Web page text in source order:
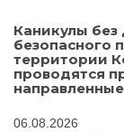
Каникулы
безопасного
территории
проводятся
06.08.2026